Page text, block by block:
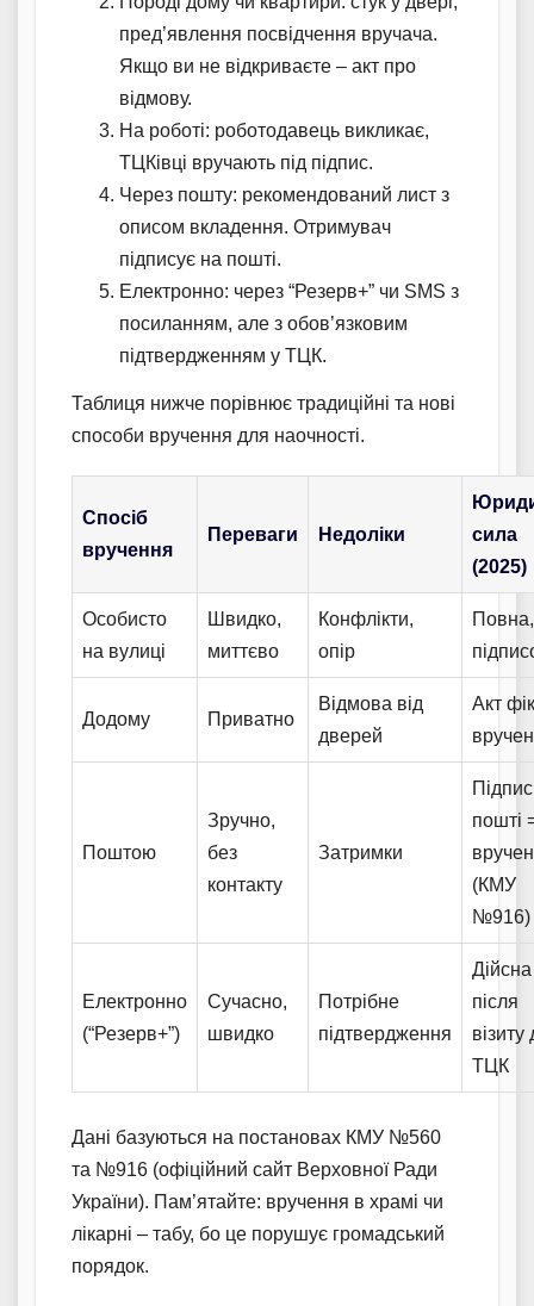
пред’явлення посвідчення вручача.
Якщо ви не відкриваєте – акт про
відмову.
На роботі: роботодавець викликає,
ТЦКівці вручають під підпис.
Через пошту: рекомендований лист з
описом вкладення. Отримувач
підписує на пошті.
Електронно: через “Резерв+” чи SMS з
посиланням, але з обов’язковим
підтвердженням у ТЦК.
Таблиця нижче порівнює традиційні та нові
способи вручення для наочності.
Спосіб
вручення
Переваги Недоліки
сила
(2025)
Особисто
на вулиці
Швидко,
миттєво
Конфлікти,
опір
Додому Приватно
Відмова від
дверей
Акт
Поштою
Зручно,
без
контакту
Затримки
пошті
(КМУ
№916)
Електронно
(“Резерв+”)
Сучасно,
швидко
Потрібне
підтвердження
Дійсна
після
візиту
ТЦК
Дані базуються на постановах КМУ №560
та №916 (офіційний сайт Верховної Ради
України). Пам’ятайте: вручення в храмі чи
лікарні – табу, бо це порушує громадський
порядок.